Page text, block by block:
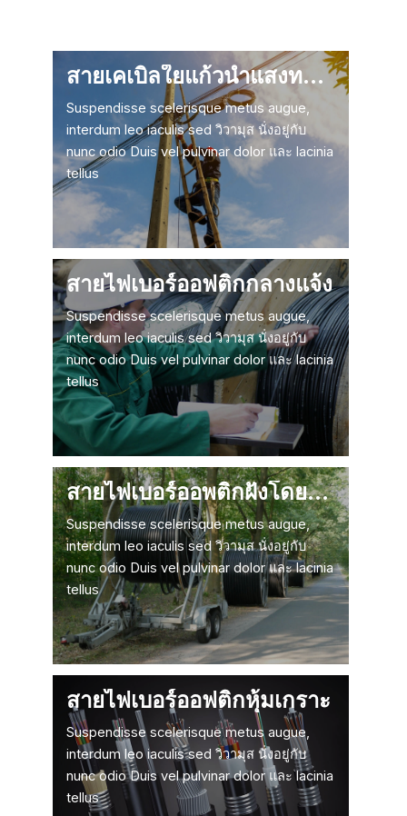
สายเคเบิลใยแก้วนำแสงทางอากาศ
Suspendisse scelerisque metus augue,
interdum leo iaculis sed วิวามุส นั่งอยู่กับ
nunc odio Duis vel pulvinar dolor และ lacinia
tellus
สายไฟเบอร์ออฟติกกลางแจ้ง
Suspendisse scelerisque metus augue,
interdum leo iaculis sed วิวามุส นั่งอยู่กับ
nunc odio Duis vel pulvinar dolor และ lacinia
tellus
สายไฟเบอร์ออพติกฝังโดยตรง
Suspendisse scelerisque metus augue,
interdum leo iaculis sed วิวามุส นั่งอยู่กับ
nunc odio Duis vel pulvinar dolor และ lacinia
tellus
สายไฟเบอร์ออฟติกหุ้มเกราะ
Suspendisse scelerisque metus augue,
interdum leo iaculis sed วิวามุส นั่งอยู่กับ
nunc odio Duis vel pulvinar dolor และ lacinia
tellus